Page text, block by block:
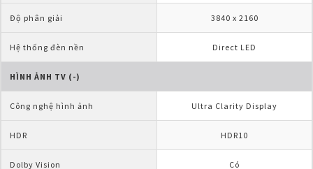
Độ phân giải 3840 x 2160
Hệ thống đèn nền Direct LED
HÌNH ẢNH TV (-)
Công nghệ hình ảnh Ultra Clarity Display
HDR HDR10
Dolby Vision Có